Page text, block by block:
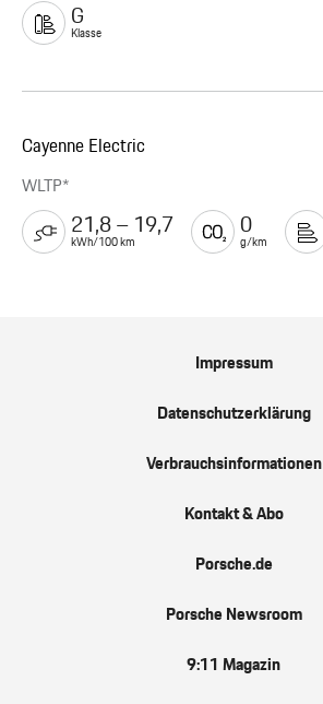
G
Klasse
Cayenne Electric
WLTP*
21,8 – 19,7
kWh/100 km
0
g/km
Impressum
Datenschutzerklärung
Verbrauchsinformationen
Kontakt & Abo
Porsche.de
Porsche Newsroom
9:11 Magazin